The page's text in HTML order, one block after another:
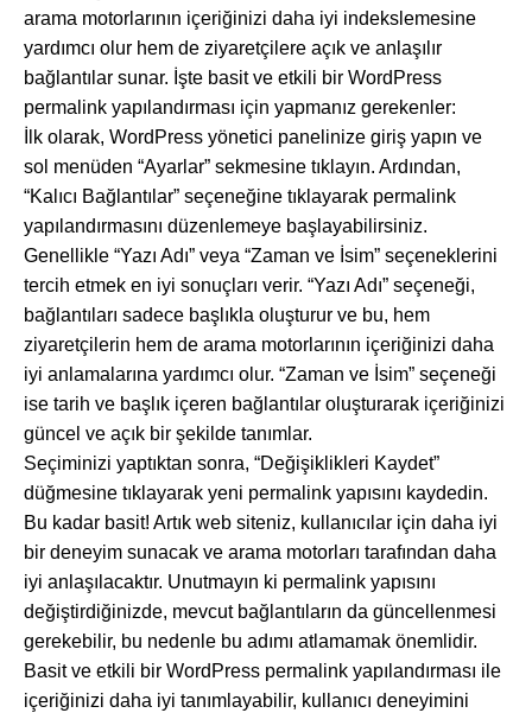
arama motorlarının içeriğinizi daha iyi indekslemesine
yardımcı olur hem de ziyaretçilere açık ve anlaşılır
bağlantılar sunar. İşte basit ve etkili bir WordPress
permalink yapılandırması için yapmanız gerekenler:
İlk olarak, WordPress yönetici panelinize giriş yapın ve
sol menüden “Ayarlar” sekmesine tıklayın. Ardından,
“Kalıcı Bağlantılar” seçeneğine tıklayarak permalink
yapılandırmasını düzenlemeye başlayabilirsiniz.
Genellikle “Yazı Adı” veya “Zaman ve İsim” seçeneklerini
tercih etmek en iyi sonuçları verir. “Yazı Adı” seçeneği,
bağlantıları sadece başlıkla oluşturur ve bu, hem
ziyaretçilerin hem de arama motorlarının içeriğinizi daha
iyi anlamalarına yardımcı olur. “Zaman ve İsim” seçeneği
ise tarih ve başlık içeren bağlantılar oluşturarak içeriğinizi
güncel ve açık bir şekilde tanımlar.
Seçiminizi yaptıktan sonra, “Değişiklikleri Kaydet”
düğmesine tıklayarak yeni permalink yapısını kaydedin.
Bu kadar basit! Artık web siteniz, kullanıcılar için daha iyi
bir deneyim sunacak ve arama motorları tarafından daha
iyi anlaşılacaktır. Unutmayın ki permalink yapısını
değiştirdiğinizde, mevcut bağlantıların da güncellenmesi
gerekebilir, bu nedenle bu adımı atlamamak önemlidir.
Basit ve etkili bir WordPress permalink yapılandırması ile
içeriğinizi daha iyi tanımlayabilir, kullanıcı deneyimini